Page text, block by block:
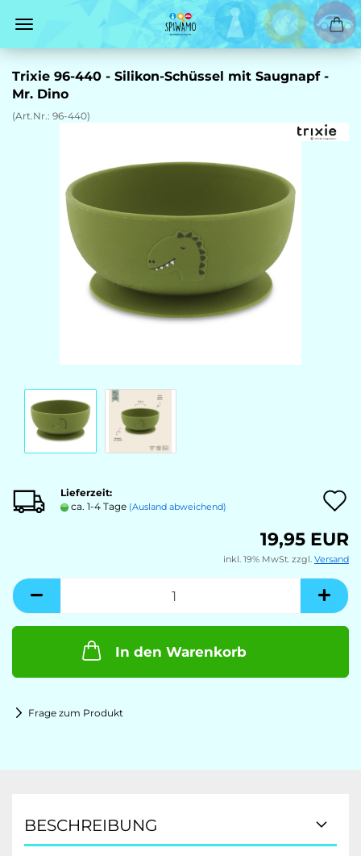
Trixie 96-440 - Silikon-Schüssel mit Saugnapf -
Mr. Dino
(Art.Nr.: 96-440)
Lieferzeit:
ca. 1-4 Tage (Ausland abweichend)
19,95 EUR
inkl. 19% MwSt. zzgl. Versand
In den Warenkorb
Frage zum Produkt
BESCHREIBUNG